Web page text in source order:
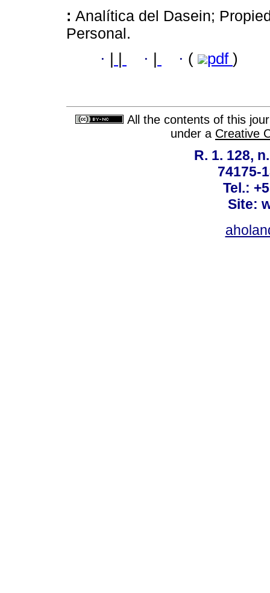
: Analítica del Dasein;
Personal.
· · · ( pdf )
All the contents of this
under a Creative
R. 1. 128,
74175-
Tel.:
Site: